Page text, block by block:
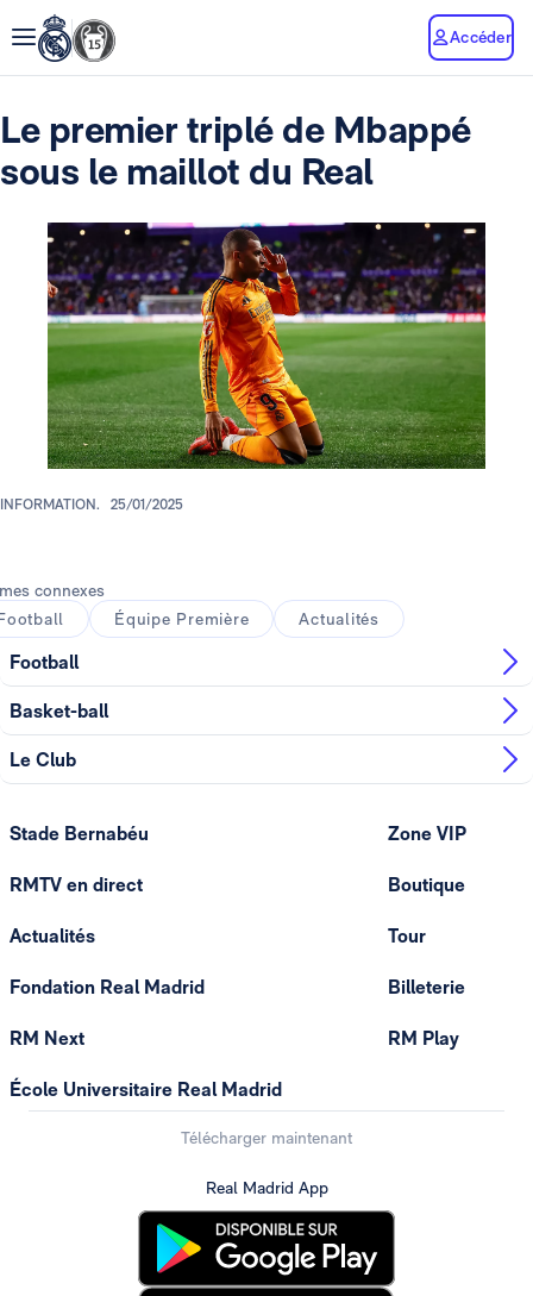
Accéder
Le premier triplé de Mbappé
sous le maillot du Real
INFORMATION. 25/01/2025
connexes
Équipe Première Actualités
Football
Basket-ball
Le Club
Stade Bernabéu
RMTV en direct
Actualités
Fondation Real Madrid
RM Next
École Universitaire Real Madrid
Zone VIP
Boutique
Tour
Billeterie
RM Play
Télécharger maintenant
Real Madrid App